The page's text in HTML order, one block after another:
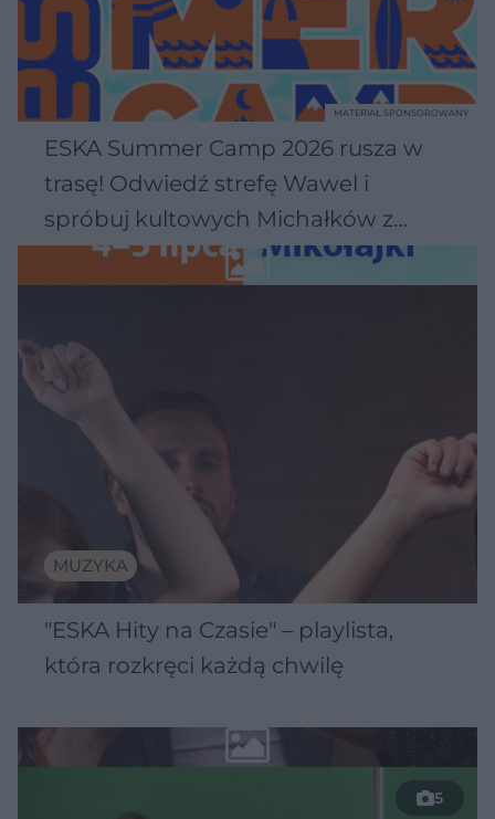
ESKA Summer Camp 2026 rusza w
trasę! Odwiedź strefę Wawel i
spróbuj kultowych Michałków z
Wawelu
MATERIAŁ SPONSOROWANY
MUZYKA
"ESKA Hity na Czasie" – playlista,
która rozkręci każdą chwilę
5